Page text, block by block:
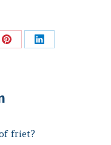
Deel
Deel
friet?